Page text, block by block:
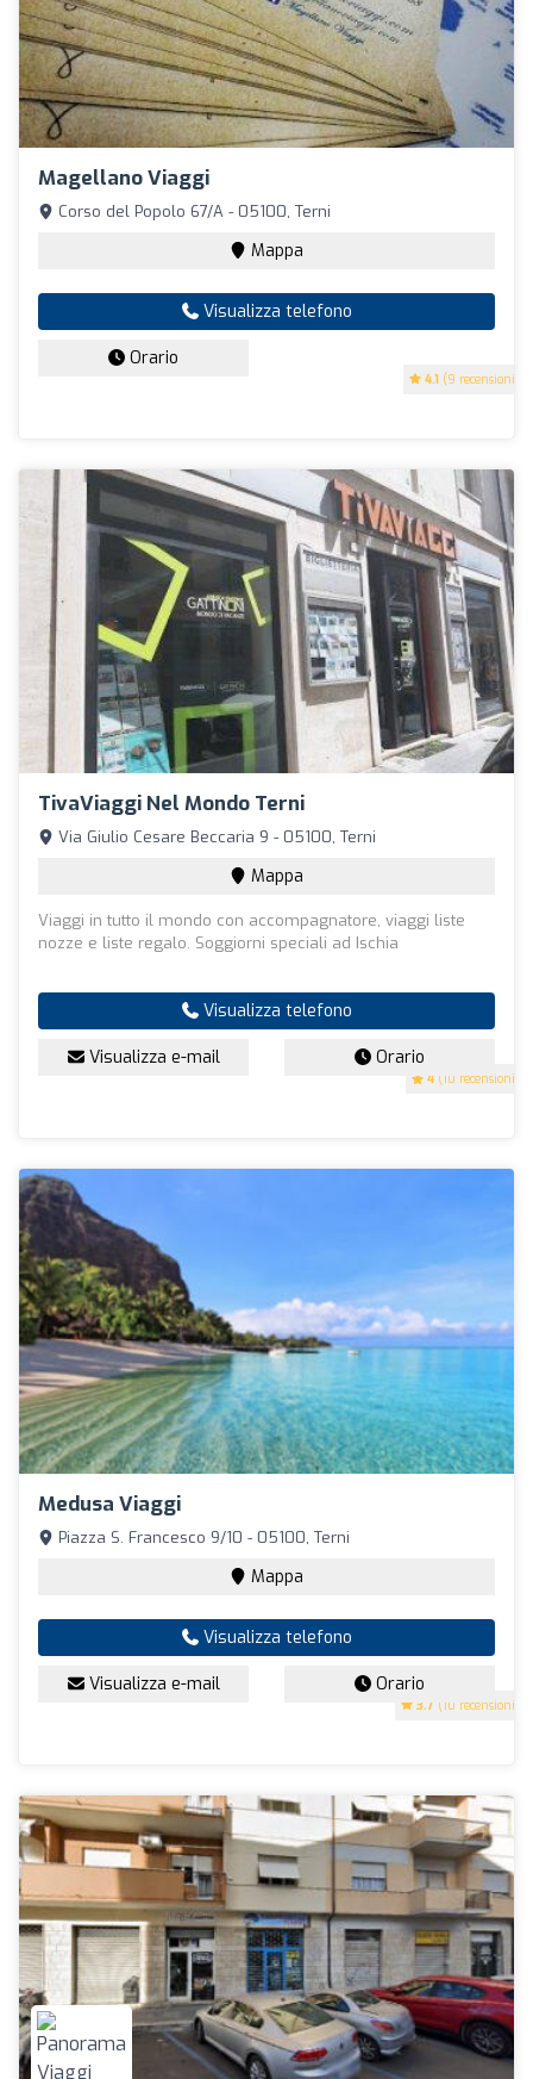
Magellano Viaggi
4.1 (9 recensioni)
Corso del Popolo 67/A - 05100, Terni
Mappa
Visualizza telefono
Orario
TivaViaggi Nel Mondo Terni
4 (10 recensioni)
Via Giulio Cesare Beccaria 9 - 05100, Terni
Mappa
Viaggi in tutto il mondo con accompagnatore, viaggi liste
nozze e liste regalo. Soggiorni speciali ad Ischia
Visualizza telefono
Visualizza e-mail Orario
Medusa Viaggi
3.7 (10 recensioni)
Piazza S. Francesco 9/10 - 05100, Terni
Mappa
Visualizza telefono
Visualizza e-mail Orario